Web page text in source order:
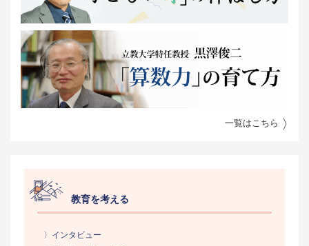
一覧はこちら
教育を考える
〉インタビュー